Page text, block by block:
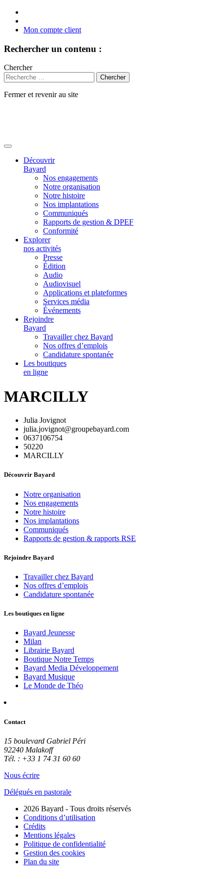
Mon compte client
Rechercher un contenu :
Chercher
Fermer et revenir au site
Découvrir
Bayard
Nos engagements
Notre organisation
Notre histoire
Nos implantations
Communiqués
Rapports de gestion & DPEF
Conformité
Explorer
nos activités
Presse
Édition
Audio
Audiovisuel
Applications et plateformes
Services média
Événements
Rejoindre
Bayard
Travailler chez Bayard
Nos offres d’emplois
Candidature spontanée
Les boutiques
en ligne
MARCILLY
Julia Jovignot
julia.jovignot@groupebayard.com
0637106754
50220
MARCILLY
Découvrir Bayard
Notre organisation
Nos engagements
Notre histoire
Nos implantations
Communiqués
Rapports de gestion & rapports RSE
Rejoindre Bayard
Travailler chez Bayard
Nos offres d’emplois
Candidature spontanée
Les boutiques en ligne
Bayard Jeunesse
Milan
Librairie Bayard
Boutique Notre Temps
Bayard Media Développement
Bayard Musique
Le Monde de Théo
Contact
15 boulevard Gabriel Péri
92240 Malakoff
Tél. : +33 1 74 31 60 60
Nous écrire
Délégués en pastorale
2026 Bayard - Tous droits réservés
Conditions d’utilisation
Crédits
Mentions légales
Politique de confidentialité
Gestion des cookies
Plan du site